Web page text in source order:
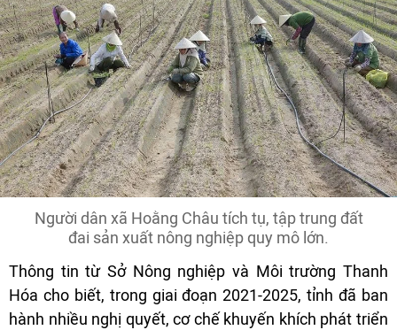
Người dân xã Hoằng Châu tích tụ, tập trung đất
đai sản xuất nông nghiệp quy mô lớn.
Thông tin từ Sở Nông nghiệp và Môi trường Thanh
Hóa cho biết, trong giai đoạn 2021-2025, tỉnh đã ban
hành nhiều nghị quyết, cơ chế khuyến khích phát triển